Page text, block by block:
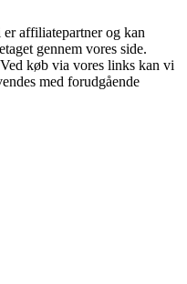
affiliatepartner og kan
gennem vores side.
køb via vores links kan vi
med forudgående